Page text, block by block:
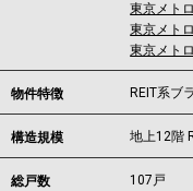
東京メト
東京メト
東京メト
物件特徴 REIT系ブ
構造規模 地上12階
総戸数 107戸